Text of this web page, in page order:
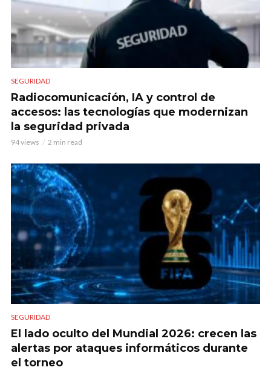
SEGURIDAD
Radiocomunicación, IA y control de
accesos: las tecnologías que modernizan
la seguridad privada
94 views 2 min read
SEGURIDAD
El lado oculto del Mundial 2026: crecen las
alertas por ataques informáticos durante
el torneo